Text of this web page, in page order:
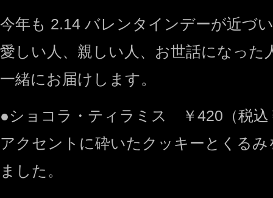
今年も 2.14 バレンタインデーが近づ
愛しい人、親しい人、お世話になった
一緒にお届けします。
●ショコラ・ティラミス ￥420（税込
アクセントに砕いたクッキーとくる
ました。